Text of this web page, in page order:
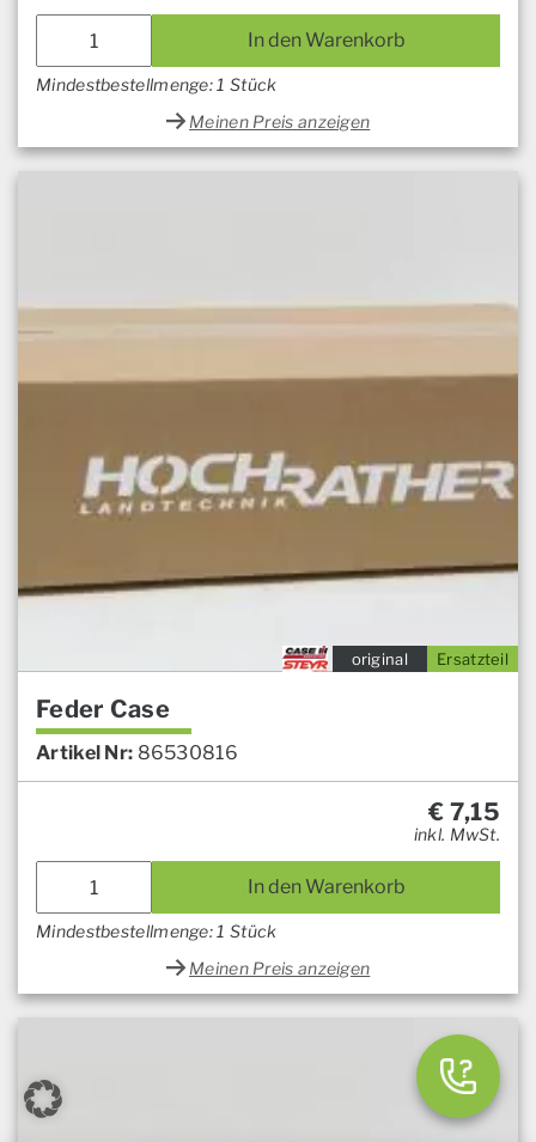
In den Warenkorb
Mindestbestellmenge: 1 Stück
Meinen Preis anzeigen
Ersatzteil
original
Feder Case
Artikel Nr: 86530816
€ 7,15
inkl. MwSt.
In den Warenkorb
Mindestbestellmenge: 1 Stück
Meinen Preis anzeigen